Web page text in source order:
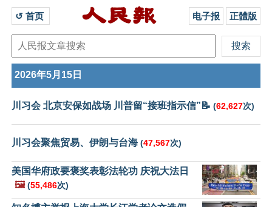
↺ 首页 电子报 正體版
2026年5月15日
川习会 北京安保如战场 川普留“接班指示信”📝 (62,627次)
川习会聚焦贸易、伊朗与台海 (47,567次)
美国华府政要褒奖表彰法轮功 庆祝大法日
🖼️ (55,486次)